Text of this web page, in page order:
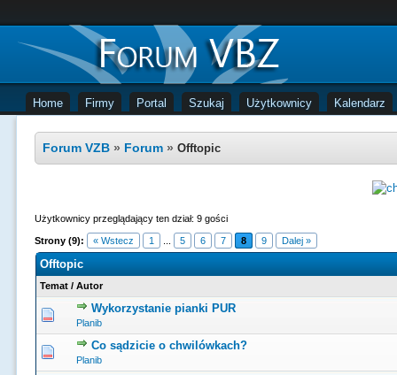
Home Firmy Portal Szukaj Użytkownicy Kalendarz
Forum VZB » Forum »Offtopic
Użytkownicy przeglądający ten dział: 9 gości
Strony (9): « Wstecz 1 5 6 7 8 9 Dalej »
Offtopic
Temat/ Autor
Wykorzystanie pianki PUR
Planib
0 głosów - średnia ocena: 0 na 5 gwiazdek
1 234 5
Co sądzicie o chwilówkach?
Planib
0 głosów - średnia ocena: 0 na 5 gwiazdek
12345